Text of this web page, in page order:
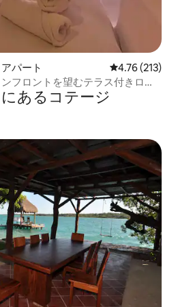
パート レビュー213
4.76 (213)
フロントを望むテラス付きロフ
あるコテージ